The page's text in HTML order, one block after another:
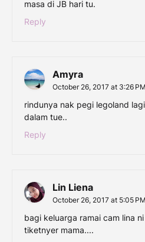
masa di JB hari tu.
Reply
Amyra
October 26, 2017 at 3:26 PM
rindunya nak pegi legoland
dalam tue..
Reply
Lin Liena
October 26, 2017 at 5:05 PM
bagi keluarga ramai cam lina
tiketnyer mama....